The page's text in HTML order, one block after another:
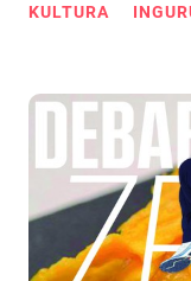
KULTURA